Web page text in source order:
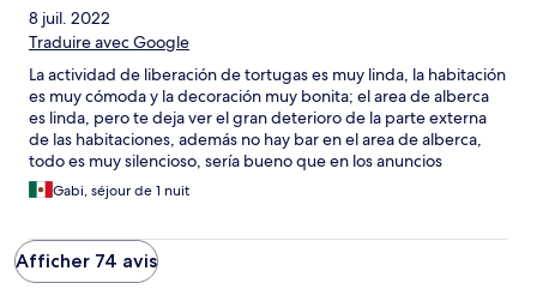
8 juil. 2022
Traduire avec Google
La actividad de liberación de tortugas es muy linda, la habitación
es muy cómoda y la decoración muy bonita; el area de alberca
es linda, pero te deja ver el gran deterioro de la parte externa
de las habitaciones, además no hay bar en el area de alberca,
todo es muy silencioso, sería bueno que en los anuncios
especifiquen que es un relax hotel; el área de playa es muy
linda, el mar está muy tranquilo, practicamente no hay oleaje,
agradecer la atención de los 2 meseros de nombre Manuel,
quienes fueron sumamente amables.
Gabi, séjour de 1 nuit
Afficher 74 avis